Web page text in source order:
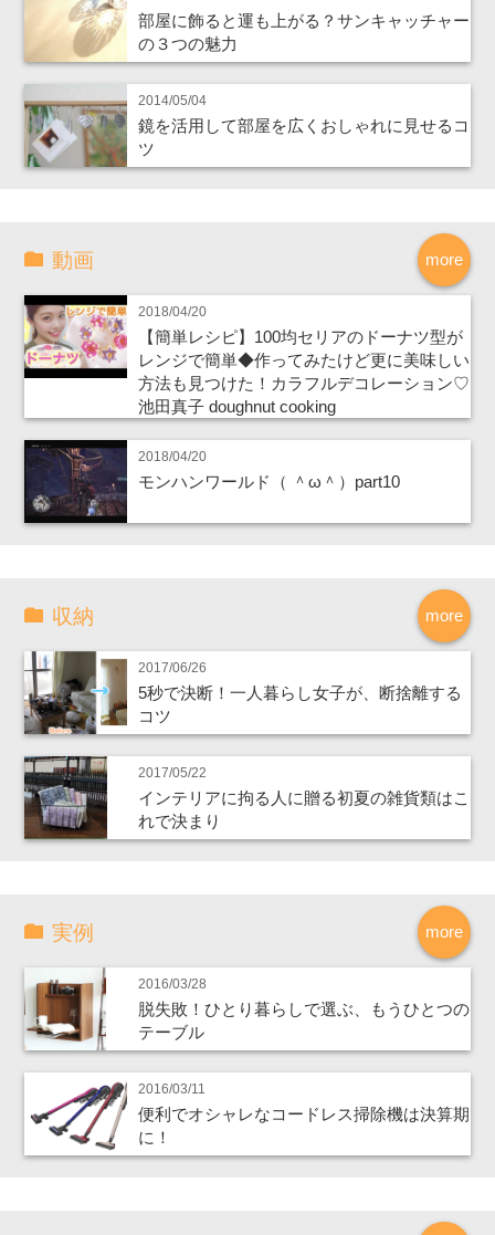
部屋に飾ると運も上がる？サンキャッチャー
の３つの魅力
2014/05/04
鏡を活用して部屋を広くおしゃれに見せるコ
ツ
more
動画
2018/04/20
【簡単レシピ】100均セリアのドーナツ型が
レンジで簡単◆作ってみたけど更に美味しい
方法も見つけた！カラフルデコレーション♡
池田真子 doughnut cooking
2018/04/20
モンハンワールド（ ＾ω＾）part10
more
収納
2017/06/26
5秒で決断！一人暮らし女子が、断捨離する
コツ
2017/05/22
インテリアに拘る人に贈る初夏の雑貨類はこ
れで決まり
more
実例
2016/03/28
脱失敗！ひとり暮らしで選ぶ、もうひとつの
テーブル
2016/03/11
便利でオシャレなコードレス掃除機は決算期
に！